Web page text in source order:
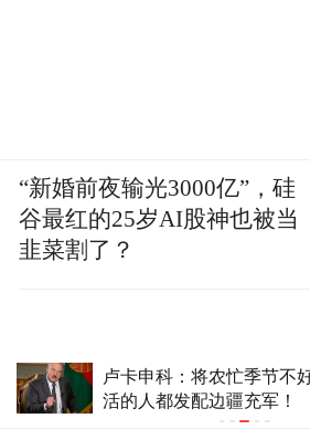
“大空头”伯里再出手：做
文(ORCL.US)和
Nebius(NBIS.US) 警惕科
“新婚前夜输光3000亿”，硅
谷最红的25岁AI股神也被当
韭菜割了？